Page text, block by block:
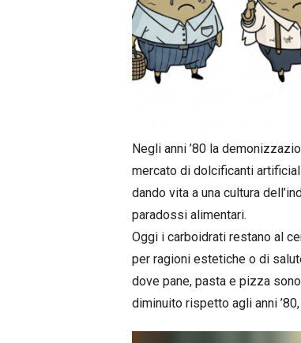
Negli anni ’80 la
mercato di dolcificanti
dando vita a una cultura
paradossi alimentari.
Oggi i carboidrati restano al
per ragioni estetiche o di
dove pane, pasta e pizza
diminuito rispetto agli anni